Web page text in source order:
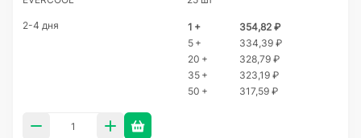
2-4 дня 1 +
354,82 ₽
5 +
334,39 ₽
20 +
328,79 ₽
35 +
323,19 ₽
50 +
317,59 ₽